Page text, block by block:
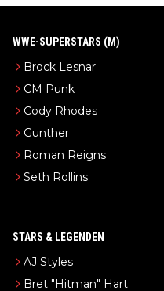
WWE-SUPERSTARS (M)
Brock Lesnar
CM Punk
Cody Rhodes
Gunther
Roman Reigns
Seth Rollins
STARS & LEGENDEN
AJ Styles
Bret "Hitman" Hart